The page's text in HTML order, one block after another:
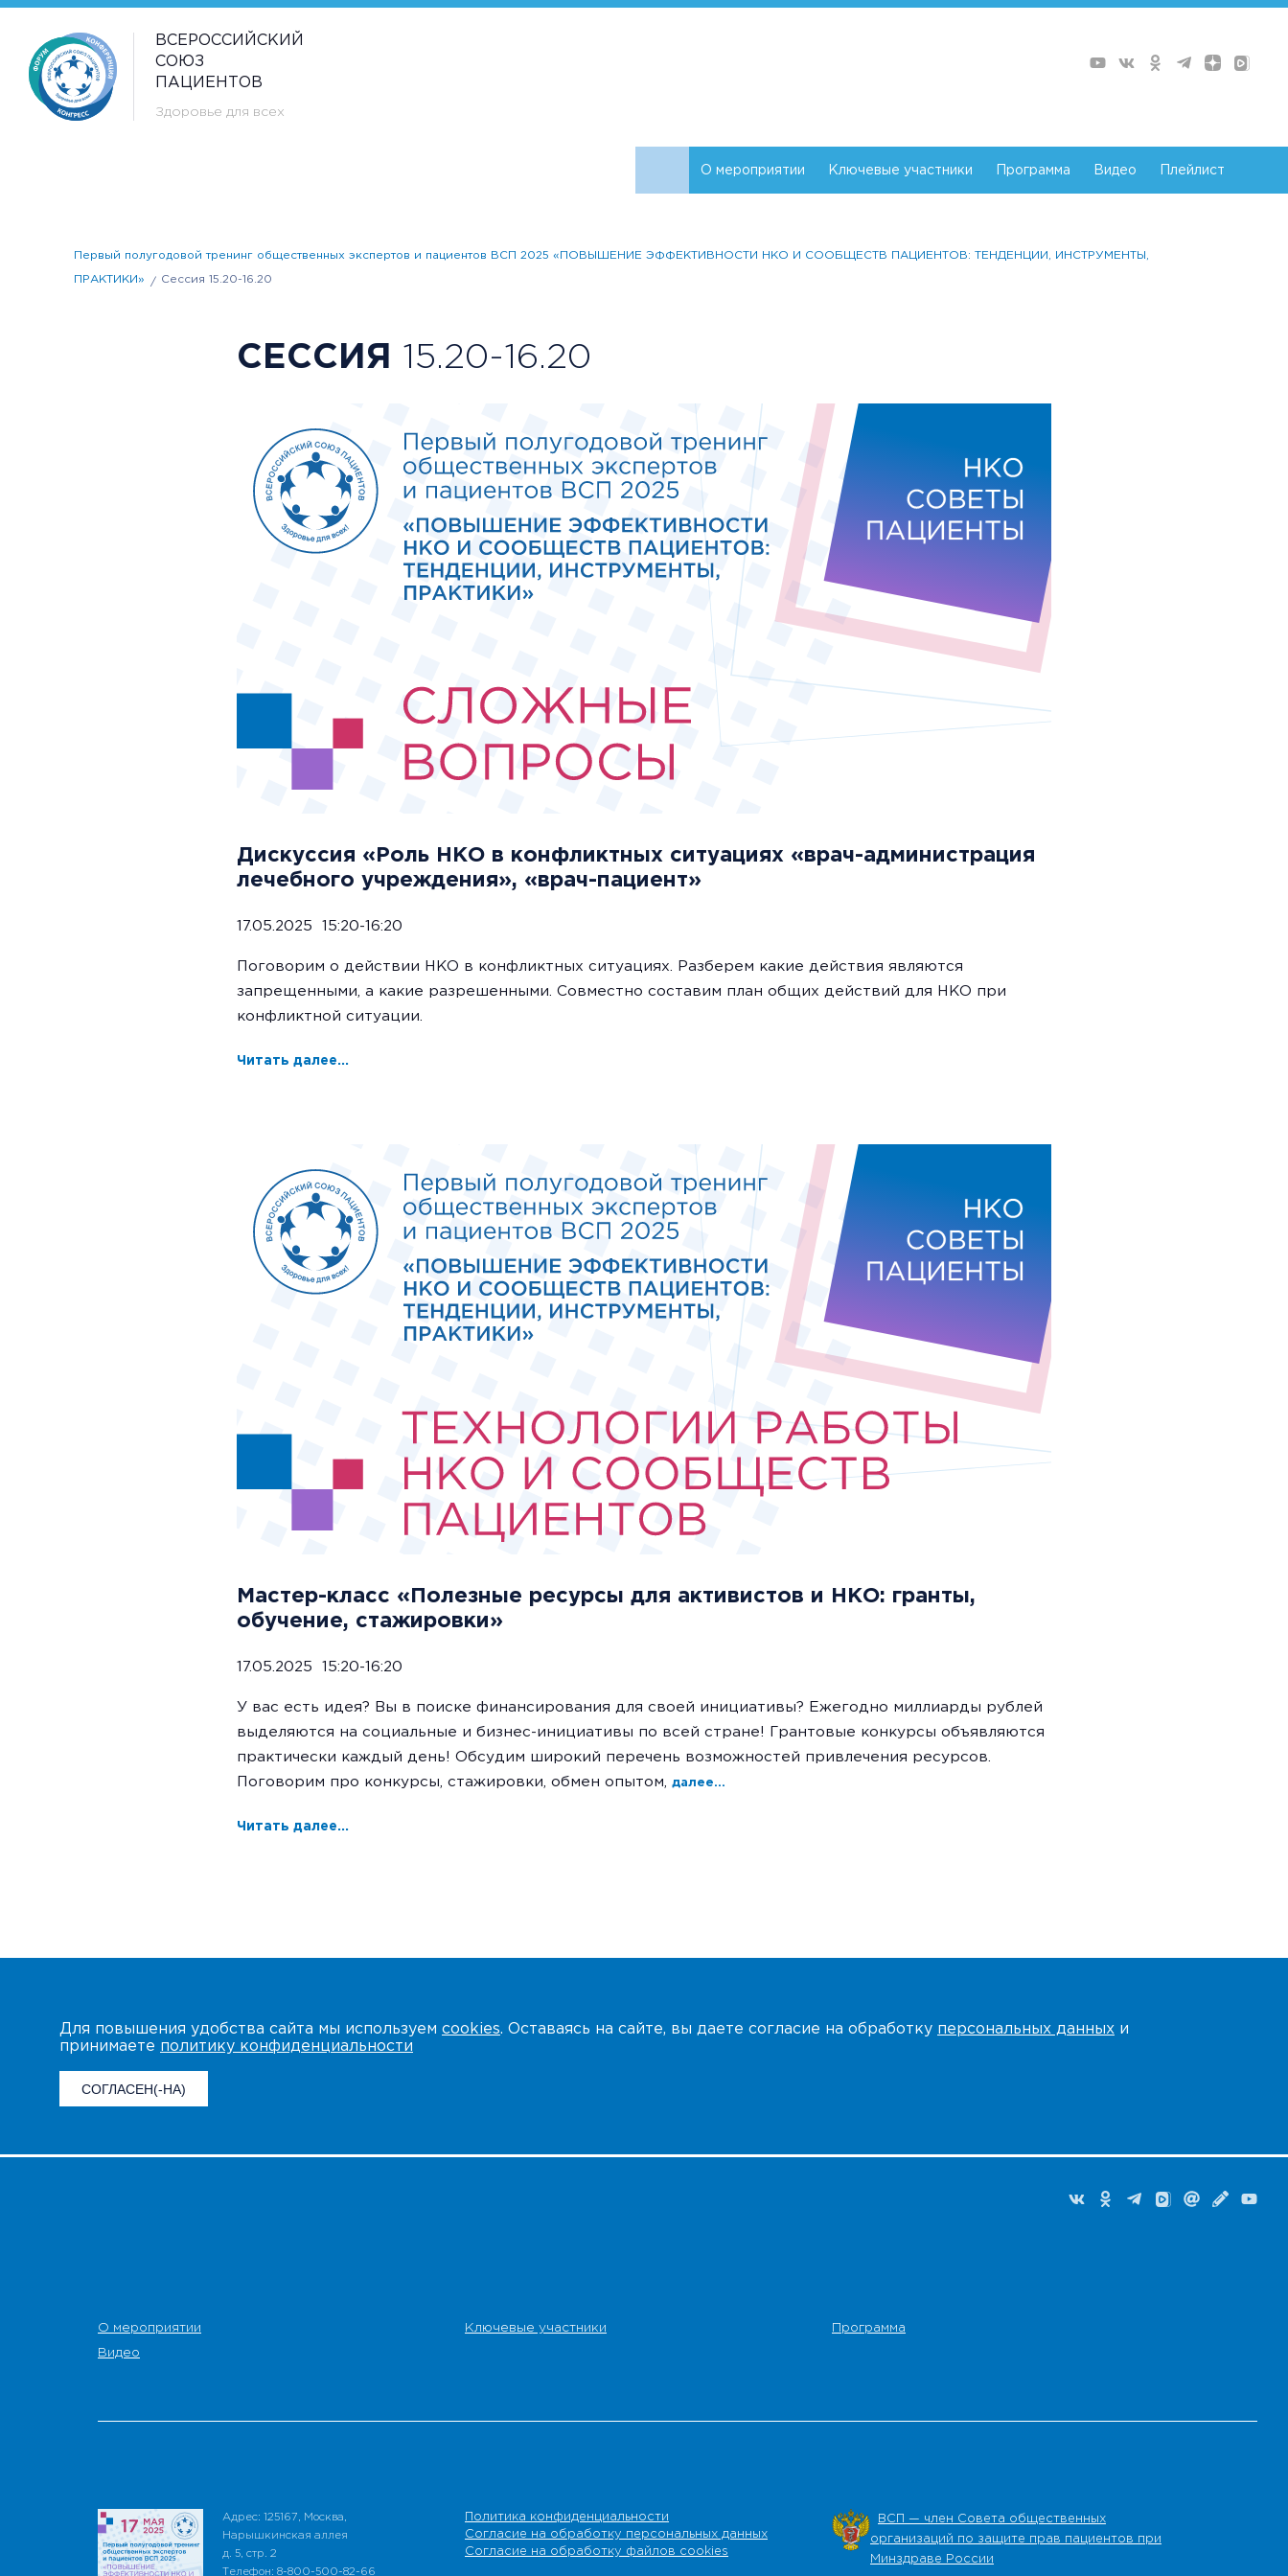
ВСЕРОССИЙСКИЙ
СОЮЗ
ПАЦИЕНТОВ
Здоровье для всех
О мероприятии Ключевые участники Программа Видео Плейлист
Первый полугодовой тренинг общественных экспертов и пациентов ВСП 2025 «ПОВЫШЕНИЕ ЭФФЕКТИВНОСТИ НКО И СООБЩЕСТВ ПАЦИЕНТОВ: ТЕНДЕНЦИИ, ИНСТРУМЕНТЫ,
ПРАКТИКИ» Сессия 15.20-16.20
СЕССИЯ 15.20-16.20
Дискуссия «Роль НКО в конфликтных ситуациях «врач-администрация
лечебного учреждения», «врач-пациент»
17.05.2025 15:20-16:20
Поговорим о действии НКО в конфликтных ситуациях. Разберем какие действия являются
запрещенными, а какие разрешенными. Совместно составим план общих действий для НКО при
конфликтной ситуации.
Читать далее...
Мастер-класс «Полезные ресурсы для активистов и НКО: гранты,
обучение, стажировки»
17.05.2025 15:20-16:20
У вас есть идея? Вы в поиске финансирования для своей инициативы? Ежегодно миллиарды рублей
выделяются на социальные и бизнес-инициативы по всей стране! Грантовые конкурсы объявляются
практически каждый день! Обсудим широкий перечень возможностей привлечения ресурсов.
Поговорим про конкурсы, стажировки, обмен опытом,
далее...
Читать далее...
Для повышения удобства сайта мы используем cookies. Оставаясь на сайте, вы даете согласие на обработку персональных данных и
принимаете политику конфиденциальности
СОГЛАСЕН(-НА)
О мероприятии Ключевые участники Программа
Видео
Адрес: 125167, Москва,
Нарышкинская аллея
д. 5, стр. 2
Телефон: 8-800-500-82-66
Политика конфиденциальности
Согласие на обработку персональных данных
Согласие на обработку файлов cookies
ВСП — член Совета общественных
организаций по защите прав пациентов при
Минздраве России